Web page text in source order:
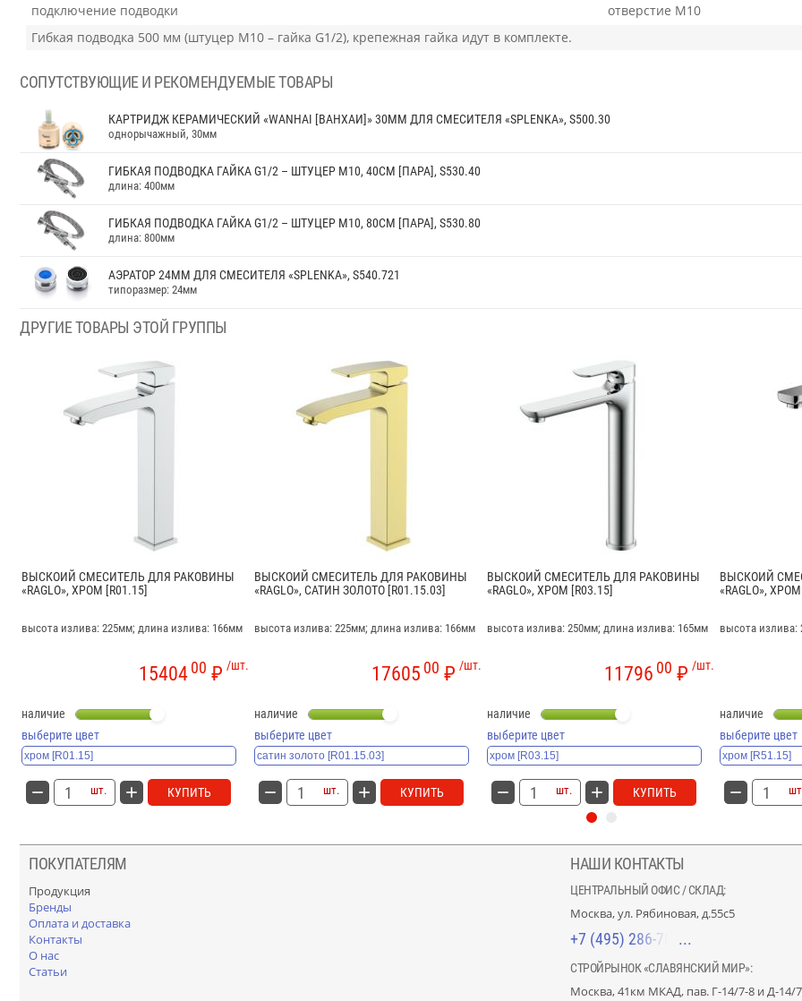
подключение подводки
отверстие М10
Гибкая подводка 500 мм (штуцер М10 – гайка G1/2), крепежная гайка идут в комплекте.
СОПУТСТВУЮЩИЕ И РЕКОМЕНДУЕМЫЕ ТОВАРЫ
КАРТРИДЖ КЕРАМИЧЕСКИЙ «WANHAI [ВАНХАИ]» 30ММ ДЛЯ СМЕСИТЕЛЯ «SPLENKA», S500.30
однорычажный, 30мм
ГИБКАЯ ПОДВОДКА ГАЙКА G1/2 – ШТУЦЕР М10, 40СМ [ПАРА], S530.40
длина: 400мм
ГИБКАЯ ПОДВОДКА ГАЙКА G1/2 – ШТУЦЕР М10, 80СМ [ПАРА], S530.80
длина: 800мм
АЭРАТОР 24ММ ДЛЯ СМЕСИТЕЛЯ «SPLENKA», S540.721
типоразмер: 24мм
ДРУГИЕ ТОВАРЫ ЭТОЙ ГРУППЫ
ВЫСКОИЙ СМЕСИТЕЛЬ ДЛЯ РАКОВИНЫ
«RAGLO», ХРОМ [R01.15]
высота излива: 225мм; длина излива: 166мм
/шт.
1540400 ₽
наличие
выберите цвет
шт. КУПИТЬ
ВЫСКОИЙ СМЕСИТЕЛЬ ДЛЯ РАКОВИНЫ
«RAGLO», САТИН ЗОЛОТО [R01.15.03]
высота излива: 225мм; длина излива: 166мм
/шт.
17605 00 ₽
наличие
выберите цвет
шт. КУПИТЬ
ВЫСКОИЙ СМЕСИТЕЛЬ ДЛЯ РАКОВИНЫ
«RAGLO», ХРОМ [R03.15]
высота излива: 250мм; длина излива: 165мм
/шт.
11796 00 ₽
наличие
выберите цвет
шт. КУПИТЬ
ВЫСКОИЙ
«RAGLO»,
высота излива:
наличие
выберите цвет
ПОКУПАТЕЛЯМ
Продукция
Бренды
Оплата и доставка
Контакты
О нас
Статьи
НАШИ КОНТАКТЫ
ЦЕНТРАЛЬНЫЙ ОФИС / СКЛАД:
Москва, ул. Рябиновая, д.55с5
+7 (495) 286-70-40
СТРОЙРЫНОК «СЛАВЯНСКИЙ МИР»:
Москва, 41км МКАД, пав. Г-14/7-8 и Д-14/